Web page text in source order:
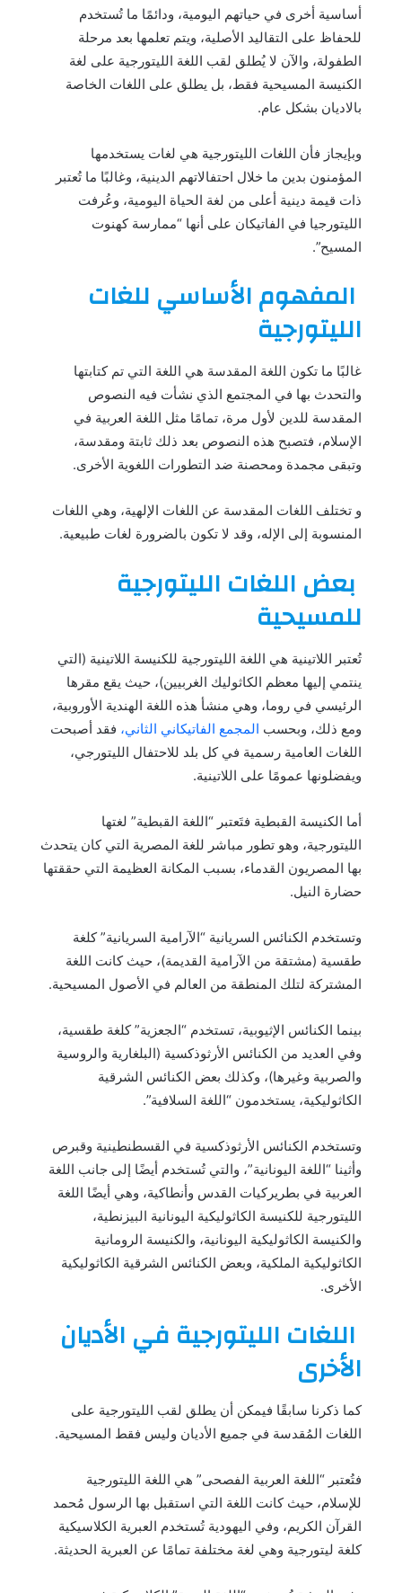
أساسية أخرى في حياتهم اليومية، ودائمًا ما تُستخدم
للحفاظ على التقاليد الأصلية، ويتم تعلمها بعد مرحلة
الطفولة، والآن لا يُطلق لقب اللغة الليتورجية على لغة
الكنيسة المسيحية فقط، بل يطلق على اللغات الخاصة
بالاديان بشكل عام.
وبإيجاز فأن اللغات الليتورجية هي لغات يستخدمها
المؤمنون بدين ما خلال احتفالاتهم الدينية، وغالبًا ما تُعتبر
ذات قيمة دينية أعلى من لغة الحياة اليومية، وعُرفت
الليتورجيا في الفاتيكان على أنها “ممارسة كهنوت
المسيح”.
المفهوم الأساسي للغات
الليتورجية
غالبًا ما تكون اللغة المقدسة هي اللغة التي تم كتابتها
والتحدث بها في المجتمع الذي نشأت فيه النصوص
المقدسة للدين لأول مرة، تمامًا مثل اللغة العربية في
الإسلام، فتصبح هذه النصوص بعد ذلك ثابتة ومقدسة،
وتبقى مجمدة ومحصنة ضد التطورات اللغوية الأخرى.
و تختلف اللغات المقدسة عن اللغات الإلهية، وهي اللغات
المنسوبة إلى الإله، وقد لا تكون بالضرورة لغات طبيعية.
بعض اللغات الليتورجية
للمسيحية
تُعتبر اللاتينية هي اللغة الليتورجية للكنيسة اللاتينية (التي
ينتمي إليها معظم الكاثوليك الغربيين)، حيث يقع مقرها
الرئيسي في روما، وهي منشأ هذه اللغة الهندية الأوروبية،
ومع ذلك، وبحسب المجمع الفاتيكاني الثاني، فقد أصبحت
اللغات العامية رسمية في كل بلد للاحتفال الليتورجي،
ويفضلونها عمومًا على اللاتينية.
أما الكنيسة القبطية فتَعتبر “اللغة القبطية” لغتها
الليتورجية، وهو تطور مباشر للغة المصرية التي كان يتحدث
بها المصريون القدماء، بسبب المكانة العظيمة التي حققتها
حضارة النيل.
وتستخدم الكنائس السريانية “الآرامية السريانية” كلغة
طقسية (مشتقة من الآرامية القديمة)، حيث كانت اللغة
المشتركة لتلك المنطقة من العالم في الأصول المسيحية.
بينما الكنائس الإثيوبية، تستخدم “الجعزية” كلغة طقسية،
وفي العديد من الكنائس الأرثوذكسية (البلغارية والروسية
والصربية وغيرها)، وكذلك بعض الكنائس الشرقية
الكاثوليكية، يستخدمون “اللغة السلافية”.
وتستخدم الكنائس الأرثوذكسية في القسطنطينية وقبرص
وأثينا “اللغة اليونانية”، والتي تُستخدم أيضًا إلى جانب اللغة
العربية في بطريركيات القدس وأنطاكية، وهي أيضًا اللغة
الليتورجية للكنيسة الكاثوليكية اليونانية البيزنطية،
والكنيسة الكاثوليكية اليونانية، والكنيسة الرومانية
الكاثوليكية الملكية، وبعض الكنائس الشرقية الكاثوليكية
الأخرى.
اللغات الليتورجية في الأديان
الأخرى
كما ذكرنا سابقًا فيمكن أن يطلق لقب الليتورجية على
اللغات المُقدسة في جميع الأديان وليس فقط المسيحية.
فتُعتبر “اللغة العربية الفصحى” هي اللغة الليتورجية
للإسلام، حيث كانت اللغة التي استقبل بها الرسول مُحمد
القرآن الكريم، وفي اليهودية تُستخدم العبرية الكلاسيكية
كلغة ليتورجية وهي لغة مختلفة تمامًا عن العبرية الحديثة.